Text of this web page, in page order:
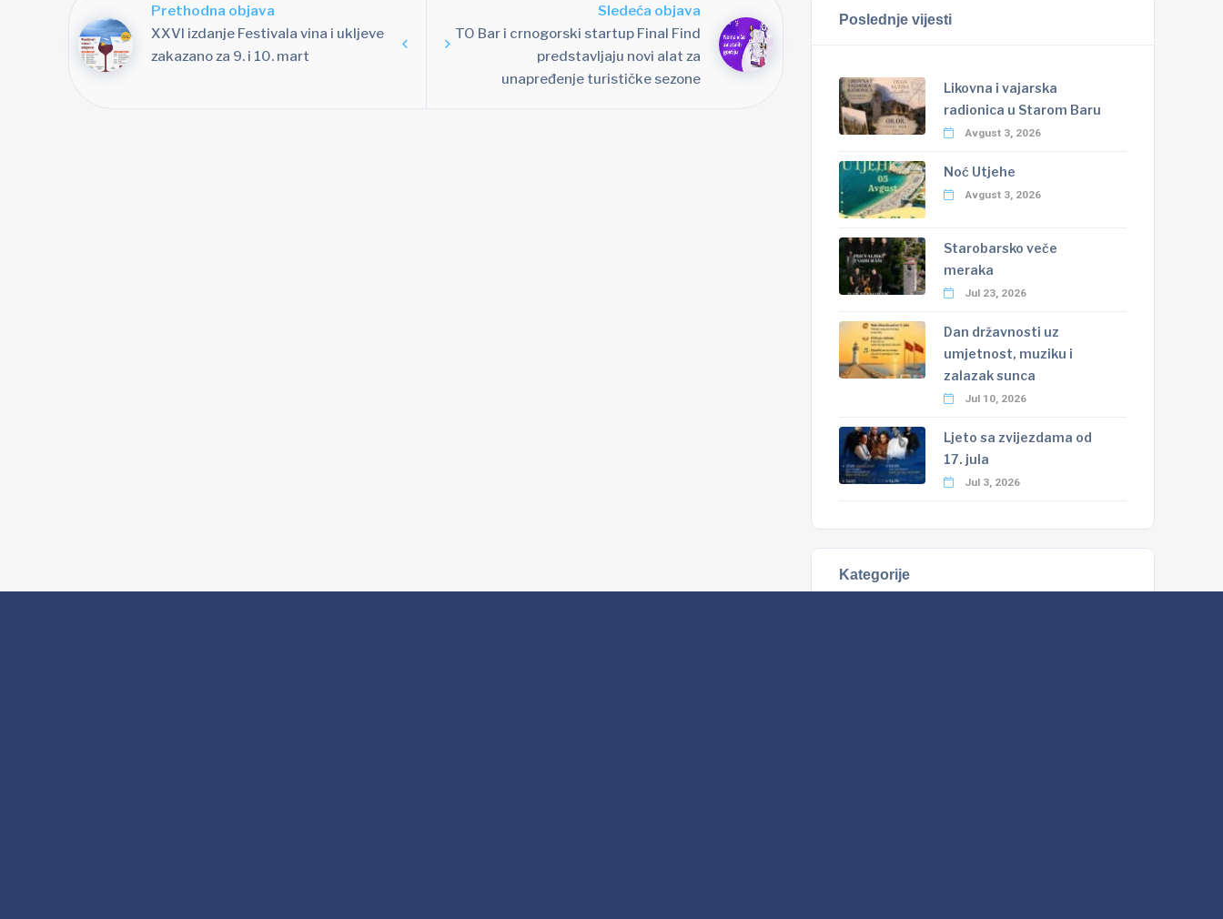
Prethodna objava
XXVI izdanje Festivala vina i ukljeve
zakazano za 9. i 10. mart
Sledeća objava
TO Bar i crnogorski startup Final Find
predstavljaju novi alat za
unapređenje turističke sezone
Poslednje vijesti
Likovna i vajarska
radionica u Starom Baru
Avgust 3, 2026
Noć Utjehe
Avgust 3, 2026
Starobarsko veče
meraka
Jul 23, 2026
Dan državnosti uz
umjetnost, muziku i
zalazak sunca
Jul 10, 2026
Ljeto sa zvijezdama od
17. jula
Jul 3, 2026
Kategorije